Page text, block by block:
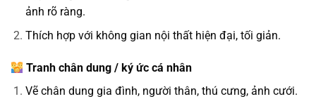
ảnh rõ ràng.
Thích hợp với không gian nội thất hiện đại, tối giản.
Tranh chân dung / ký ức cá nhân
Vẽ chân dung gia đình, người thân, thú cưng, ảnh cưới.